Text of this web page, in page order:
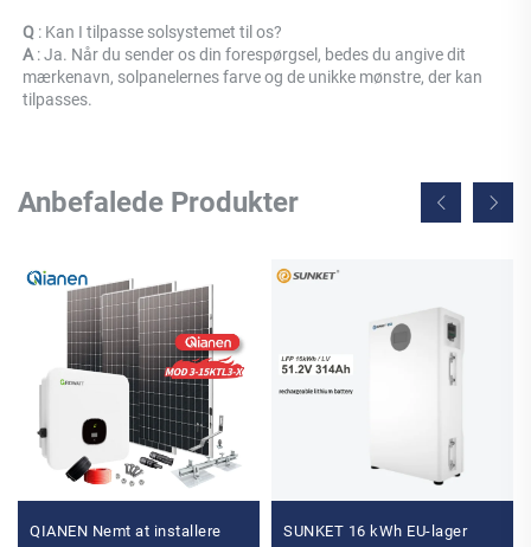
Q : Kan I tilpasse solsystemet til os?
A : Ja. Når du sender os din forespørgsel, bedes du angive dit
mærkenavn, solpanelernes farve og de unikke mønstre, der kan
tilpasses.
Anbefalede Produkter
QIANEN Nemt at installere
SUNKET 16 kWh EU-lager